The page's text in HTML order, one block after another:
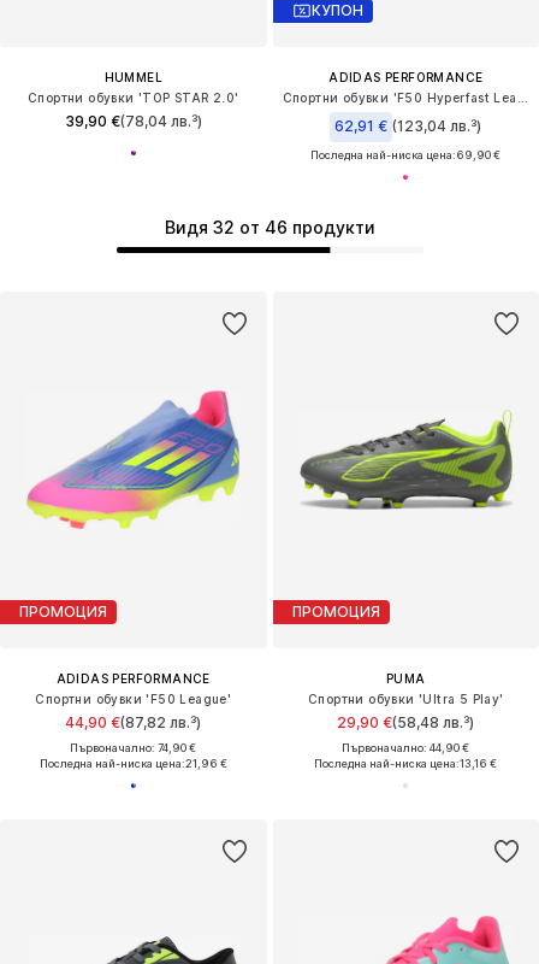
HUMMEL
Спортни обувки 'TOP STAR 2.0'
39,90 €(78,04 лв.³)
КУПОН
ADIDAS PERFORMANCE
62,91 € (123,04 лв.³)
Последна най-ниска цена:69,90 €
Видя 32 от 46 продукти
ПРОМОЦИЯ
ADIDAS PERFORMANCE
Спортни обувки 'F50 League'
44,90 €(87,82 лв.³)
Първоначално: 74,90 €
Последна най-ниска цена:21,96 €
ПРОМОЦИЯ
PUMA
Спортни обувки 'Ultra 5 Play'
29,90 €(58,48 лв.³)
Първоначално: 44,90 €
Последна най-ниска цена:13,16 €